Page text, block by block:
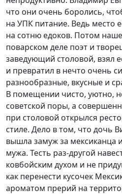
что они очень боролись,
на УПК питание. Ведь место
на сотню едоков. Потом
поварском деле поэт и
заведующий столовой, взял
и превратил в нечто очень
разнообразные, вкусные и
В помещении чисто, уютно,
советской поры, а
при столовой открылся
стиле. Дело в том, что дочь
вышла замуж за мексиканца
мужа. Тесть раз-другой
ковбойским духом и не
как перенести кусочек
ароматом прерий на